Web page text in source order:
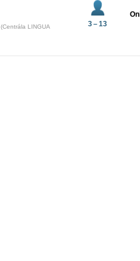
(Centrála LINGUA
3 – 13